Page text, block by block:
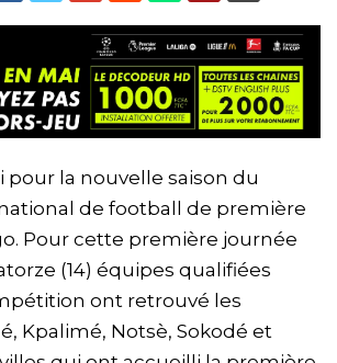
pour la nouvelle saison du
de football de première
Pour cette première journée
(14) équipes qualifiées
ont retrouvé les
Kpalimé, Notsè, Sokodé et